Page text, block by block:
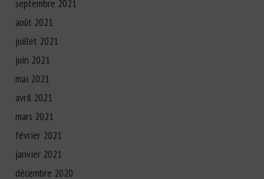
septembre 2021
août 2021
juillet 2021
juin 2021
mai 2021
avril 2021
mars 2021
février 2021
janvier 2021
décembre 2020